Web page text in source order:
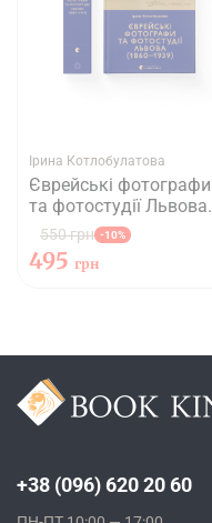
Ірина Котлобулатова
Єврейські фотографи
та фотостудії Львова
(1860–1939)
550 грн -10%
495 грн
+38 (096) 620 20 60